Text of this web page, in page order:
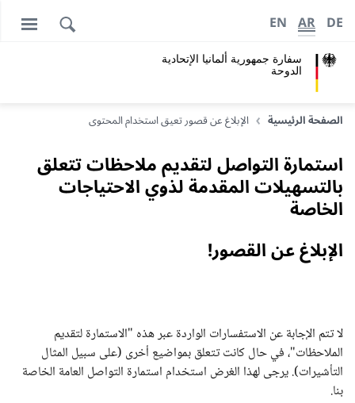
سفارة جمهورية ألمانيا الإتحادية
الدوحة
DE
AR
EN
الصفحة الرئيسية الإبلاغ عن قصور تعيق استخدام المحتوى
استمارة التواصل لتقديم ملاحظات تتعلق
بالتسهيلات المقدمة لذوي الاحتياجات
الخاصة
الإبلاغ عن القصور!
لا تتم الإجابة عن الاستفسارات الواردة عبر هذه "الاستمارة لتقديم
الملاحظات"، في حال كانت تتعلق بمواضيع أخرى (على سبيل المثال
التأشيرات). يرجى لهذا الغرض استخدام استمارة التواصل العامة الخاصة
بنا.